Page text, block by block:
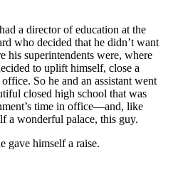
a director of education at the
who decided that he didn’t want
his superintendents were, where
to uplift himself, close a
So he and an assistant went
closed high school that was
time in office—and, like
a wonderful palace, this guy.
gave himself a raise.